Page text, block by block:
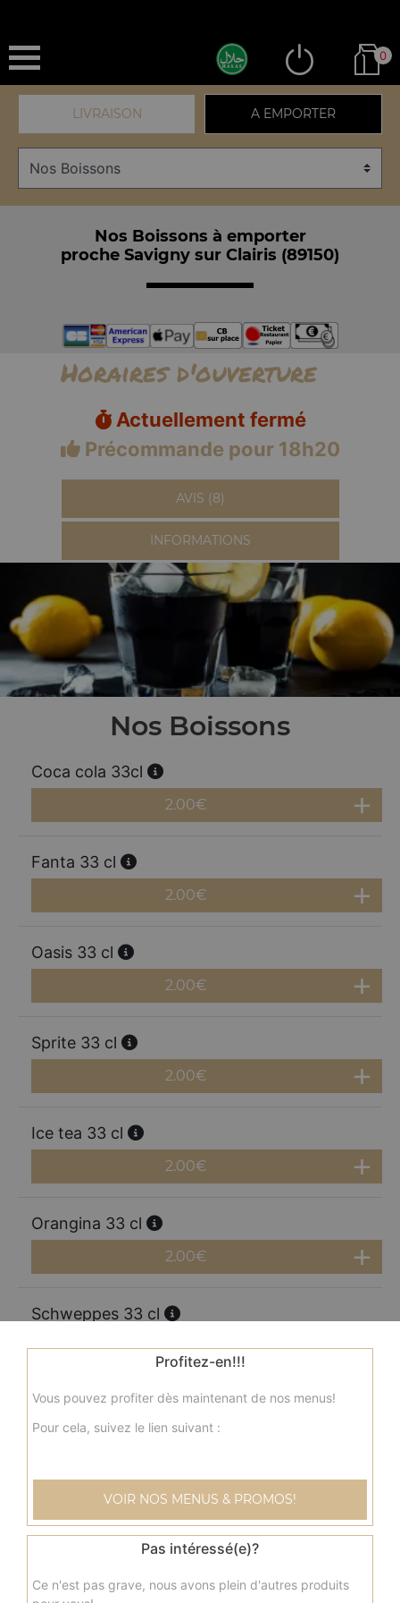
0
LIVRAISON A EMPORTER
Nos Boissons à emporter
proche Savigny sur Clairis (89150)
Horaires d'ouverture
Actuellement fermé
Précommande pour 18h20
AVIS (8)
INFORMATIONS
Nos Boissons
Coca cola 33cl
2.00€
Fanta 33 cl
2.00€
Oasis 33 cl
2.00€
Sprite 33 cl
2.00€
Ice tea 33 cl
2.00€
Orangina 33 cl
2.00€
Schweppes 33 cl
2.00€
Perrier 33 cl
2.00 €
Coca cola 1.25l
3.50€
Coca zéro 1,25l
Profitez-en!!!
Vous pouvez profiter dès maintenant de nos menus!
Pour cela, suivez le lien suivant :
VOIR NOS MENUS & PROMOS!
Pas intéressé(e)?
Ce n'est pas grave, nous avons plein d'autres produits